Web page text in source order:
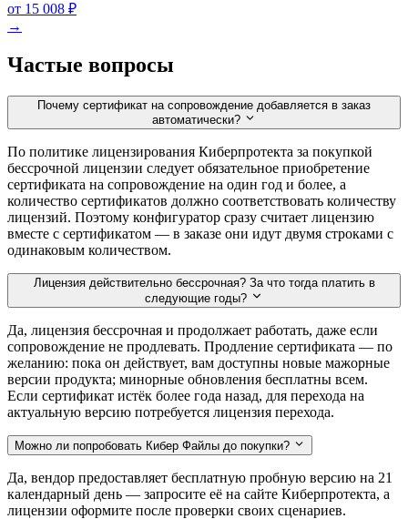
от 15 008 ₽
→
Частые вопросы
Почему сертификат на сопровождение добавляется в заказ
автоматически?
По политике лицензирования Киберпротекта за покупкой
бессрочной лицензии следует обязательное приобретение
сертификата на сопровождение на один год и более, а
количество сертификатов должно соответствовать количеству
лицензий. Поэтому конфигуратор сразу считает лицензию
вместе с сертификатом — в заказе они идут двумя строками с
одинаковым количеством.
Лицензия действительно бессрочная? За что тогда платить в
следующие годы?
Да, лицензия бессрочная и продолжает работать, даже если
сопровождение не продлевать. Продление сертификата — по
желанию: пока он действует, вам доступны новые мажорные
версии продукта; минорные обновления бесплатны всем.
Если сертификат истёк более года назад, для перехода на
актуальную версию потребуется лицензия перехода.
Можно ли попробовать Кибер Файлы до покупки?
Да, вендор предоставляет бесплатную пробную версию на 21
календарный день — запросите её на сайте Киберпротекта, а
лицензии оформите после проверки своих сценариев.